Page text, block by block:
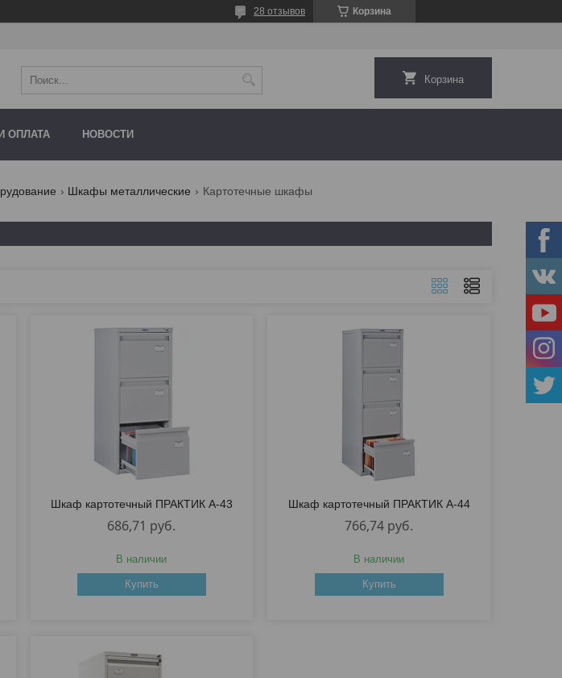
Корзина
28 отзывов
Корзина
ОПЛАТА НОВОСТИ
Шкафы металлические Картотечные шкафы
Шкаф картотечный ПРАКТИК A-43
686,71 руб.
В наличии
Купить
Шкаф картотечный ПРАКТИК A-44
766,74 руб.
В наличии
Купить